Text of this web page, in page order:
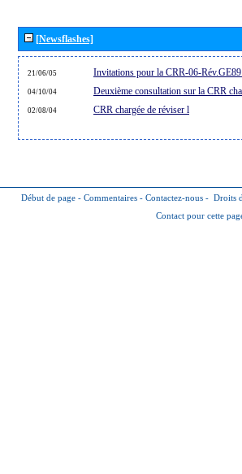
[Newsflashes]
21/06/05 Invitations pour la CRR-06-Rév.GE89
04/10/04 Deuxième consultation sur la CRR
02/08/04 CRR chargée de réviser l
Début de page - Commentaires - Contactez-nous - Droits
Contact pour cette